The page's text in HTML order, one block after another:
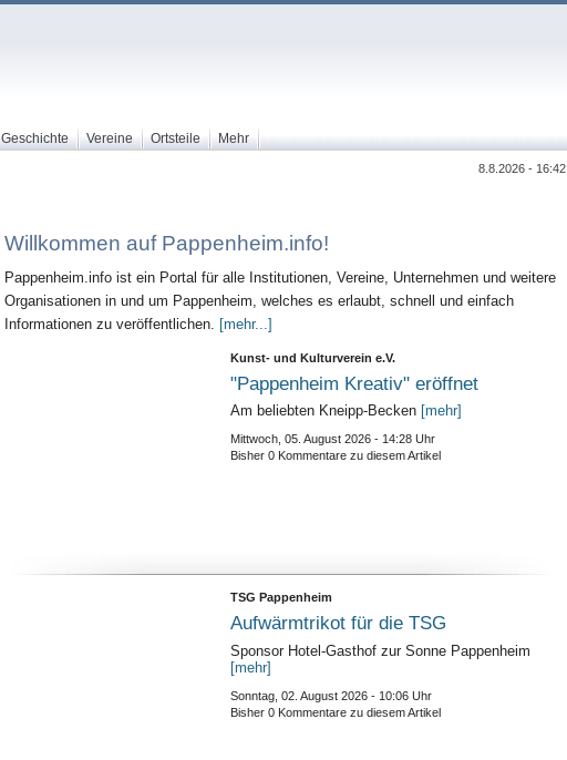
Geschichte Vereine Ortsteile Mehr
8.8.2026 - 16:42
Willkommen auf Pappenheim.info!
Pappenheim.info ist ein Portal für alle Institutionen, Vereine, Unternehmen und weitere
Organisationen in und um Pappenheim, welches es erlaubt, schnell und einfach
Informationen zu veröffentlichen. [mehr...]
Kunst- und Kulturverein e.V.
"Pappenheim Kreativ" eröffnet
Am beliebten Kneipp-Becken [mehr]
Mittwoch, 05. August 2026 - 14:28 Uhr
Bisher 0 Kommentare zu diesem Artikel
TSG Pappenheim
Aufwärmtrikot für die TSG
Sponsor Hotel-Gasthof zur Sonne Pappenheim
[mehr]
Sonntag, 02. August 2026 - 10:06 Uhr
Bisher 0 Kommentare zu diesem Artikel